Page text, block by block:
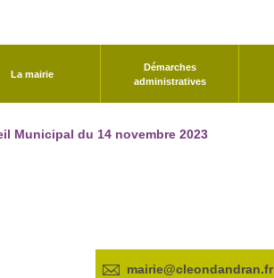
La mairie
Démarches
administratives
Municipal du 14 novembre 2023
mairie@cleondandran.fr